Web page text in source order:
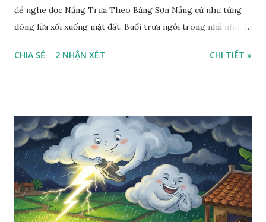
để nghe đọc Nắng Trưa Theo Băng Sơn Nắng cứ như từng
dòng lửa xối xuống mặt đất. Buổi trưa ngồi trong nhà nhìn
CHIA SẺ 2 NHẬN XÉT CHI TIẾT »